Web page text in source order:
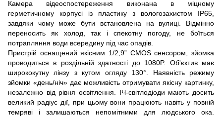
Камера відеоспостереження виконана в міцному
герметичному корпусі із пластику з вологозахистом IP65,
завдяки чому може бути встановлена ​​на вулиці. Відмінно
переносить як холод, так і спекотну погоду, не боїться
потрапляння води всередину під час опадів.
Пристрій оснащений якісним 1/2,9” CMOS сенсором, зйомка
проводиться в роздільній здатності до 1080P. Об'єктив має
ширококутну лінзу з кутом огляду 130°. Наявність режиму
зйомки «день/ніч» дає можливість отримувати якісну картинку,
незалежно від рівня освітлення. ІЧ-світлодіоди мають досить
великий радіус дії, при цьому вони працюють навіть у повній
темряві і залишаються непомітними для людського ока.